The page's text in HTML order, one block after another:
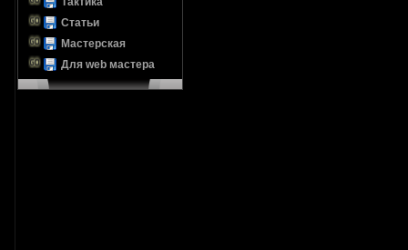
Статьи
Мастерская
Для web мастера